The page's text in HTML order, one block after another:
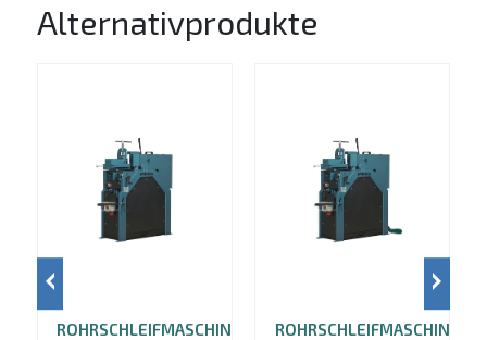
Alternativprodukte
ROHRSCHLEIFMASCHINE ROHRSCHLEIFMASCHINE